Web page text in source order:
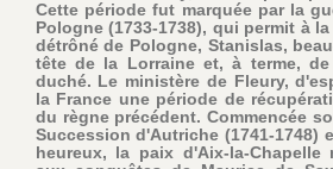
Cette période fut marquée par la
Pologne (1733-1738), qui permit à
détrôné de Pologne, Stanislas,
tête de la Lorraine et, à terme,
duché. Le ministère de Fleury,
la France une période de
du règne précédent. Commencée
Succession d'Autriche (1741-1748)
heureux, la paix d'Aix-la-Chapelle